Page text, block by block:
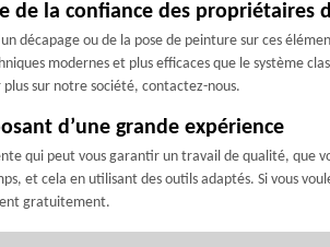
la confiance des propriétaires
décapage ou de la pose de peinture sur ces
modernes et plus efficaces que le système
plus sur notre société, contactez-nous.
d’une grande expérience
qui peut vous garantir un travail de qualité, que
et cela en utilisant des outils adaptés. Si vous
gratuitement.